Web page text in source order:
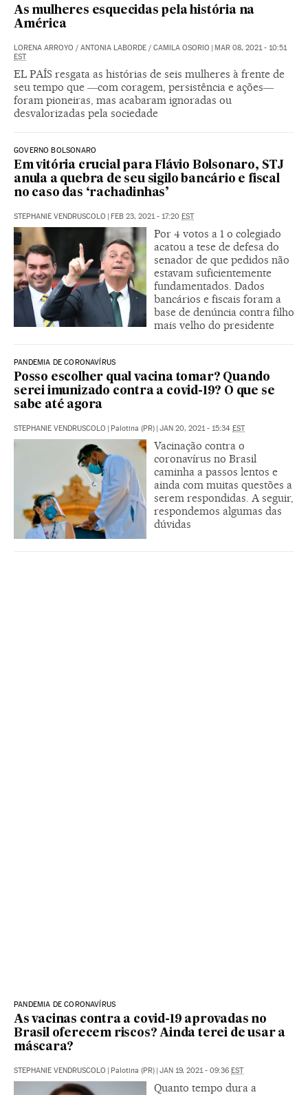
As mulheres esquecidas pela história na
América
LORENA ARROYO / ANTONIA LABORDE / CAMILA OSORIO
MAR 08, 2021 - 10:51
EST
EL PAÍS resgata as histórias de seis mulheres à frente de
seu tempo que ―com coragem, persistência e ações―
foram pioneiras, mas acabaram ignoradas ou
desvalorizadas pela sociedade
GOVERNO BOLSONARO
Em vitória crucial para Flávio Bolsonaro, STJ
anula a quebra de seu sigilo bancário e fiscal
no caso das ‘rachadinhas’
STEPHANIE VENDRUSCOLO FEB 23, 2021 - 17:20 EST
Por 4 votos a 1 o colegiado
acatou a tese de defesa do
senador de que pedidos não
estavam suficientemente
fundamentados. Dados
bancários e fiscais foram a
base de denúncia contra filho
mais velho do presidente
PANDEMIA DE CORONAVÍRUS
Posso escolher qual vacina tomar? Quando
serei imunizado contra a covid-19? O que se
sabe até agora
STEPHANIE VENDRUSCOLO Palotina (PR) JAN 20, 2021 - 15:34 EST
Vacinação contra o
coronavírus no Brasil
caminha a passos lentos e
ainda com muitas questões a
serem respondidas. A seguir,
respondemos algumas das
dúvidas
PANDEMIA DE CORONAVÍRUS
As vacinas contra a covid-19 aprovadas no
Brasil oferecem riscos? Ainda terei de usar a
máscara?
STEPHANIE VENDRUSCOLO Palotina (PR) JAN 19, 2021 - 09:36 EST
Quanto tempo dura a